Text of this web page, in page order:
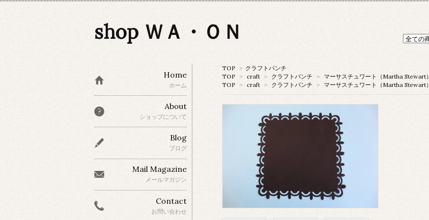
shop ＷＡ・ＯＮ
TOP > クラフトパンチ
TOP
> craft > クラフトパンチ > マーサスチュワート（Martha Stewart）
TOP
> craft > クラフトパンチ > マーサスチュワート（Martha Stewart）
Home
ホーム
About
ショップについて
Blog
ブログ
Mail Magazine
メールマガジン
Contact
お問い合わせ